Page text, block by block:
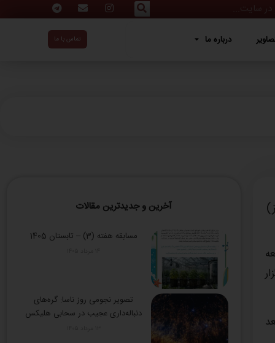
درباره ما تماس با ما
ما
آخرین و جدیدترین مقالات
مسابقه هفته (3) – تابستان 1405
تصویر نجومی روز ناسا: گره‌های
دنباله‌داری عجیب در سحابی هلیکس